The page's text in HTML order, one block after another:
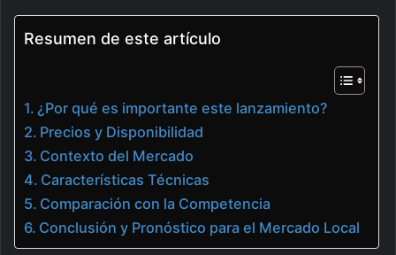
Resumen de este artículo
¿Por qué es importante este lanzamiento?
Precios y Disponibilidad
Contexto del Mercado
Características Técnicas
Comparación con la Competencia
Conclusión y Pronóstico para el Mercado Local